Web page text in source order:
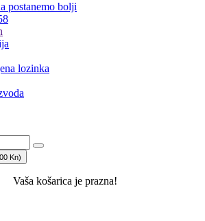
postanemo bolji
lozinka
Kn)
Vaša košarica je prazna!